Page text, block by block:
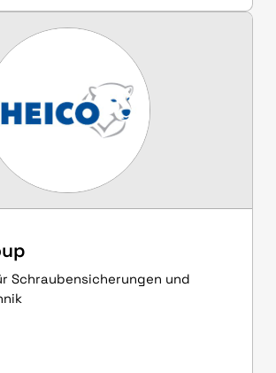
Schraubensicherungen und